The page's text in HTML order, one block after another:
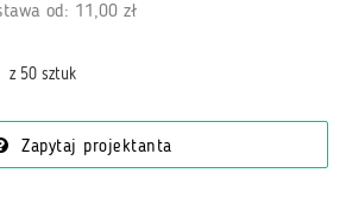
od: 11,00 zł
z 50 sztuk
Zapytaj projektanta